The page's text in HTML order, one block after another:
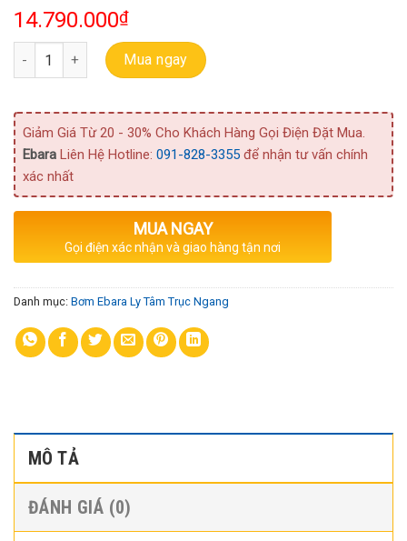
14.790.000₫
Bơm Ebara Ly Tâm 1 Tầng Cánh CDXM 120/20 số lượng
Mua ngay
Giảm Giá Từ 20 - 30% Cho Khách Hàng Gọi Điện Đặt Mua.
Ebara Liên Hệ Hotline: 091-828-3355 để nhận tư vấn chính
xác nhất
MUA NGAY
Gọi điện xác nhận và giao hàng tận nơi
Danh mục: Bơm Ebara Ly Tâm Trục Ngang
MÔ TẢ
ĐÁNH GIÁ (0)